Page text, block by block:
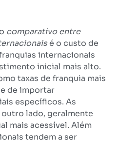
comparativo entre
é o custo de
internacionais
inicial mais alto.
taxas de franquia mais
de importar
específicos. As
lado, geralmente
mais acessível. Além
tendem a ser